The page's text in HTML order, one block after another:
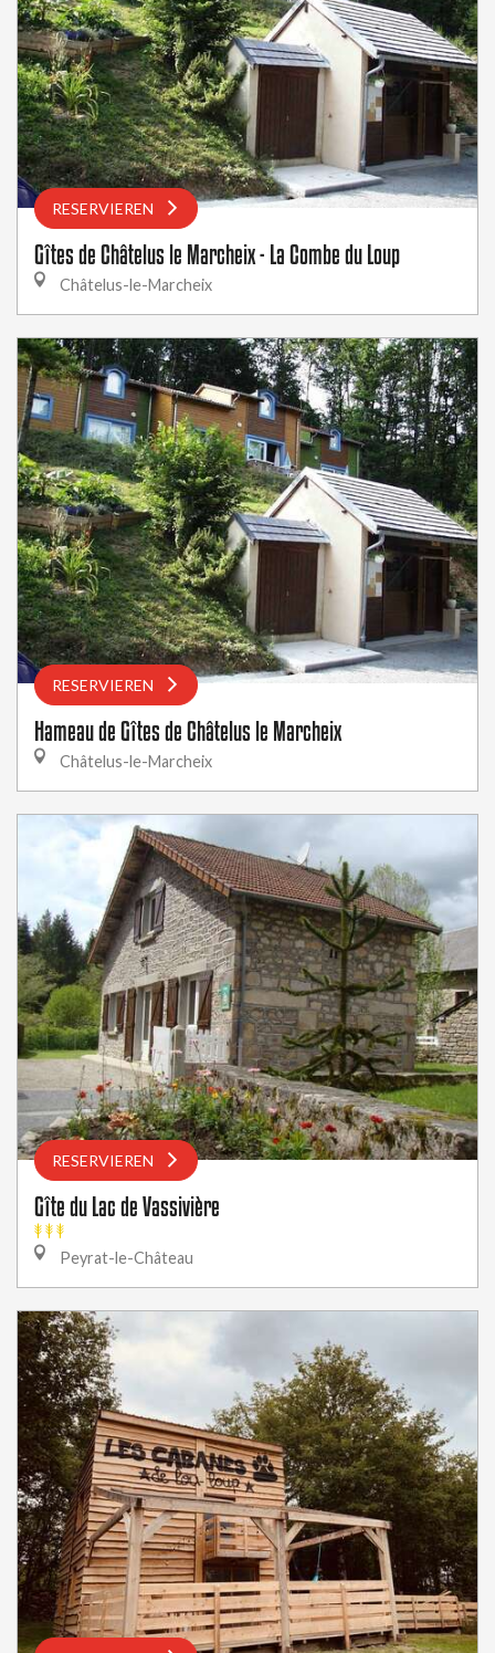
RESERVIEREN
Gîtes de Châtelus le Marcheix - La Combe du Loup
Châtelus-le-Marcheix
RESERVIEREN
Hameau de Gîtes de Châtelus le Marcheix
Châtelus-le-Marcheix
RESERVIEREN
Gîte du Lac de Vassivière
Peyrat-le-Château